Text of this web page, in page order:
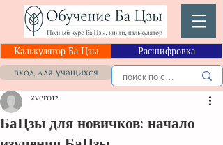
Калькулятор Ба Цзы Расшифровка
вход для учащихся
БаЦзы для новичков: начало
zver012